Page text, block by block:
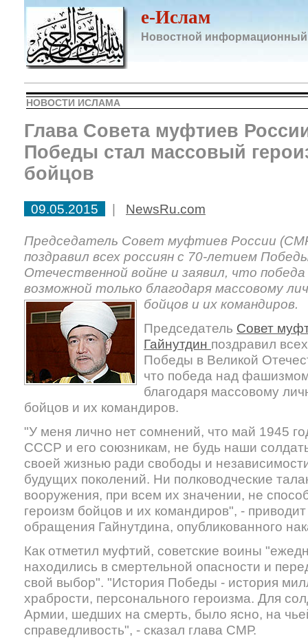
e-Ислам
Новостной информационный
НОВОСТИ ИСЛАМА
Глава Совета муфтиев
Победы стал массовый
бойцов
09.05.2015 | NewsRu.com
Председатель Совет муфтиев России
поздравил всех россиян с 70-летием
Отечественной войне и заявил, что
возможной только благодаря массовому
бойцов и их командиров.
Председатель Совет
Гайнутдин поздравил
Победы в Великой
что победа над
благодаря массовому
бойцов и их командиров.
"У меня лично нет сомнений, что май 1945
СССР и его союзникам, не будь наши
своей жизнью ради свободы и
будущих поколений. Ни полководческие
вооружения, при всем их значении, не
героизм бойцов и их командиров", -
обращения Гайнутдина, опубликованного
Как отметил муфтий, советские воины
находились в смертельной опасности и
свой выбор". "История Победы - история
храбрости, персонального героизма. Для
Армии, шедших на смерть, было ясно, на
справедливость", - сказал глава СМР.